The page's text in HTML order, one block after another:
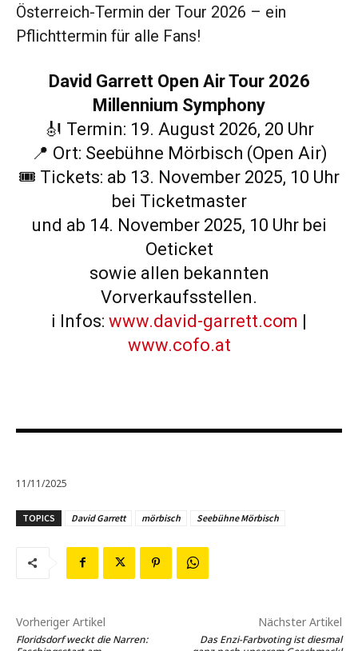
Österreich-Termin der Tour 2026 – ein
Pflichttermin für alle Fans!
David Garrett Open Air Tour 2026
Millennium Symphony
🎻 Termin: 19. August 2026, 20 Uhr
📍 Ort: Seebühne Mörbisch (Open Air)
🎟️ Tickets: ab 13. November 2025, 10 Uhr
bei Ticketmaster
und ab 14. November 2025, 10 Uhr bei
Oeticket
sowie allen bekannten
Vorverkaufsstellen.
ℹ️ Infos: www.david-garrett.com |
www.cofo.at
11/11/2025
TOPICS David Garrett mörbisch Seebühne Mörbisch
Vorheriger Artikel
Floridsdorf weckt die Narren:
Nächster Artikel
Das Enzi-Farbvoting ist diesmal